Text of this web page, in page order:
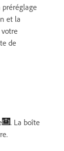
préréglage
et la
de
. La boîte